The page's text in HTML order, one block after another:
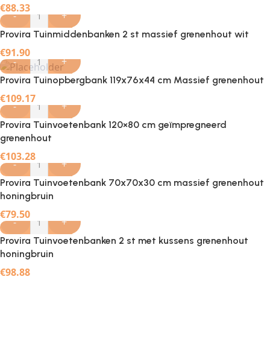
€88.33
- +
Provira Tuinmiddenbanken 2 st massief grenenhout wit
€91.90
- +
Provira Tuinopbergbank 119x76x44 cm Massief grenenhout
€109.17
- +
Provira Tuinvoetenbank 120×80 cm geïmpregneerd
grenenhout
€103.28
- +
Provira Tuinvoetenbank 70x70x30 cm massief grenenhout
honingbruin
€79.50
- +
Provira Tuinvoetenbanken 2 st met kussens grenenhout
honingbruin
€98.88